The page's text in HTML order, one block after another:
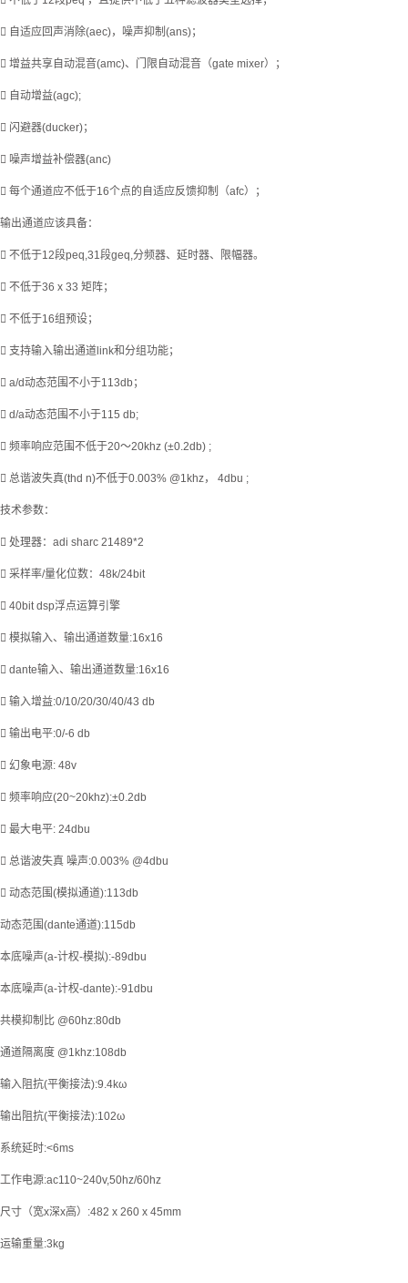
 自适应回声消除(aec)，噪声抑制(ans)；
 增益共享自动混音(amc)、门限自动混音（gate mixer）；
 自动增益(agc);
 闪避器(ducker)；
 噪声增益补偿器(anc)
 每个通道应不低于16个点的自适应反馈抑制（afc）；
输出通道应该具备：
 不低于12段peq,31段geq,分频器、延时器、限幅器。
 不低于36 x 33 矩阵；
 不低于16组预设；
 支持输入输出通道link和分组功能；
 a/d动态范围不小于113db；
 d/a动态范围不小于115 db;
 频率响应范围不低于20～20khz (±0.2db) ;
 总谐波失真(thd n)不低于0.003% @1khz， 4dbu ;
技术参数：
 处理器：adi sharc 21489*2
 采样率/量化位数：48k/24bit
 40bit dsp浮点运算引擎
 模拟输入、输出通道数量:16x16
 dante输入、输出通道数量:16x16
 输入增益:0/10/20/30/40/43 db
 输出电平:0/-6 db
 幻象电源: 48v
 频率响应(20~20khz):±0.2db
 最大电平: 24dbu
 总谐波失真 噪声:0.003% @4dbu
 动态范围(模拟通道):113db
动态范围(dante通道):115db
本底噪声(a-计权-模拟):-89dbu
本底噪声(a-计权-dante):-91dbu
共模抑制比 @60hz:80db
通道隔离度 @1khz:108db
输入阻抗(平衡接法):9.4kω
输出阻抗(平衡接法):102ω
系统延时:<6ms
工作电源:ac110~240v,50hz/60hz
尺寸（宽x深x高）:482 x 260 x 45mm
运输重量:3kg